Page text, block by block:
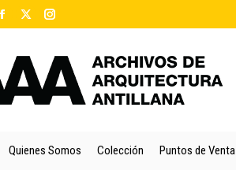
Facebook
opens
in
new
X
opens
in
new
Instagram
opens
in
new
Quienes Somos Colección Puntos de Venta